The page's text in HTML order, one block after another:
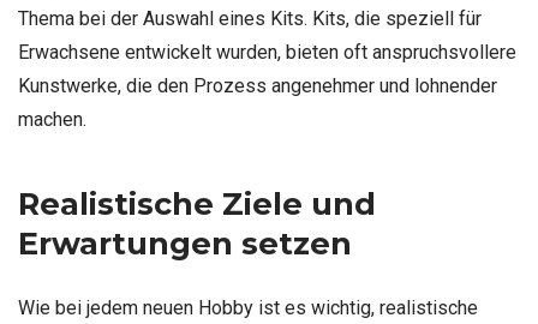
Thema bei der Auswahl eines Kits. Kits, die speziell für
Erwachsene entwickelt wurden, bieten oft anspruchsvollere
Kunstwerke, die den Prozess angenehmer und lohnender
machen.
Realistische Ziele und
Erwartungen setzen
Wie bei jedem neuen Hobby ist es wichtig, realistische